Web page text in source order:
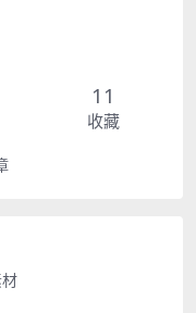
11
收藏